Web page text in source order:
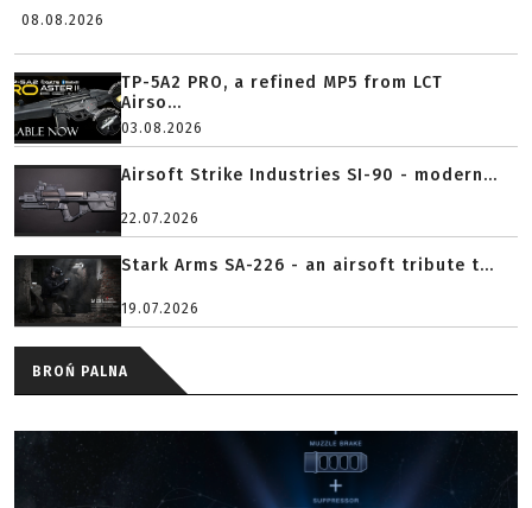
08.08.2026
TP-5A2 PRO, a refined MP5 from LCT
Airso...
03.08.2026
Airsoft Strike Industries SI-90 - modern...
22.07.2026
Stark Arms SA-226 - an airsoft tribute t...
19.07.2026
BROŃ PALNA